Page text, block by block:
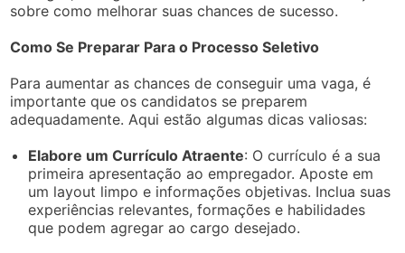
sobre como melhorar suas chances de sucesso.
Como Se Preparar Para o Processo Seletivo
Para aumentar as chances de conseguir uma vaga, é
importante que os candidatos se preparem
adequadamente. Aqui estão algumas dicas valiosas:
Elabore um Currículo Atraente: O currículo é a sua
primeira apresentação ao empregador. Aposte em
um layout limpo e informações objetivas. Inclua suas
experiências relevantes, formações e habilidades
que podem agregar ao cargo desejado.